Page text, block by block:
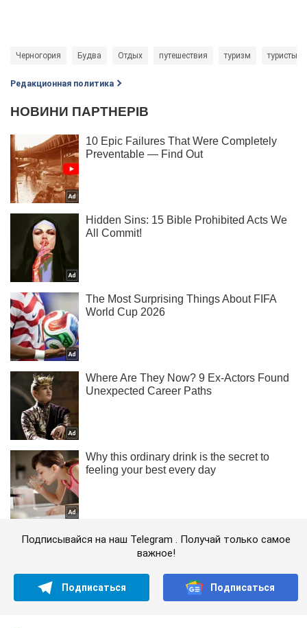
Черногория Будва Отдых путешествия туризм туристы
Редакционная политика
Подписывайся на наш Telegram . Получай только самое
важное!
Подписаться Подписаться